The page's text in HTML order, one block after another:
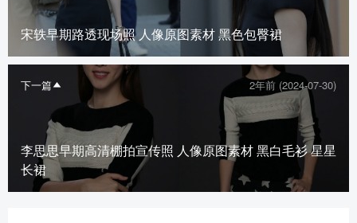
宋轶早期路透现场照 人像原图素材 黑色包臀裙
下一篇 2年前 (2024-07-30)
李思思早期高清棚拍宣传照 人像原图素材 黑白毛衫 星星
长裙